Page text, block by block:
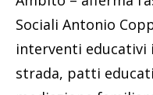
Sociali Antonio
interventi educativi
strada, patti